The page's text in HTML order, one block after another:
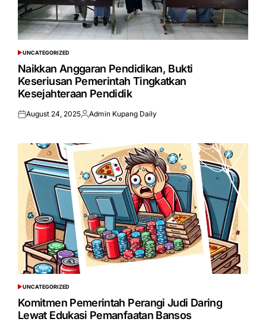
POSTED
IN
UNCATEGORIZED
Naikkan Anggaran Pendidikan, Bukti
Keseriusan Pemerintah Tingkatkan
Kesejahteraan Pendidik
Posted
August 24, 2025Posted
Admin Kupang Daily
POSTED
IN
UNCATEGORIZED
Komitmen Pemerintah Perangi Judi Daring
Lewat Edukasi Pemanfaatan Bansos